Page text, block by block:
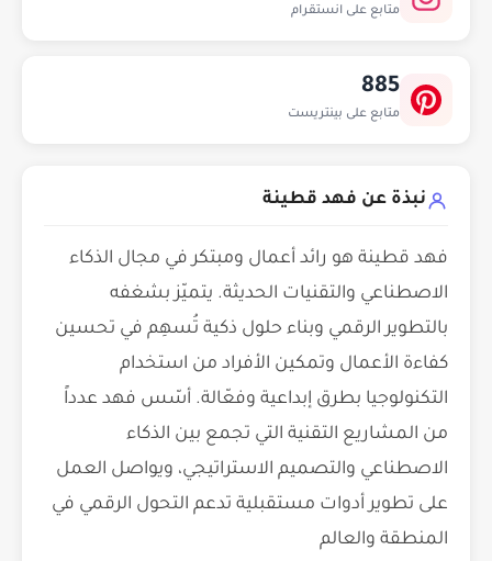
متابع على انستقرام
885
متابع على بينتريست
نبذة عن فهد قطينة
فهد قطينة هو رائد أعمال ومبتكر في مجال الذكاء
الاصطناعي والتقنيات الحديثة. يتميّز بشغفه
بالتطوير الرقمي وبناء حلول ذكية تُسهِم في تحسين
كفاءة الأعمال وتمكين الأفراد من استخدام
التكنولوجيا بطرق إبداعية وفعّالة. أسّس فهد عدداً
من المشاريع التقنية التي تجمع بين الذكاء
الاصطناعي والتصميم الاستراتيجي، ويواصل العمل
على تطوير أدوات مستقبلية تدعم التحول الرقمي في
المنطقة والعالم